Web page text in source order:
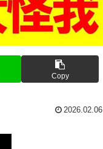
Copy
2026.02.06